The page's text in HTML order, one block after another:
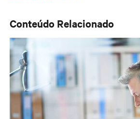
Conteúdo Relacionado